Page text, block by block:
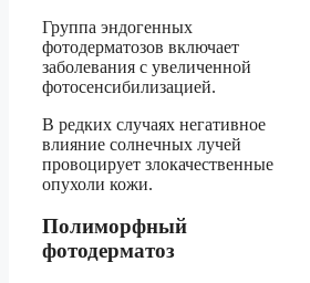
Группа эндогенных
фотодерматозов включает
заболевания с увеличенной
фотосенсибилизацией.
В редких случаях негативное
влияние солнечных лучей
провоцирует злокачественные
опухоли кожи.
Полиморфный
фотодерматоз